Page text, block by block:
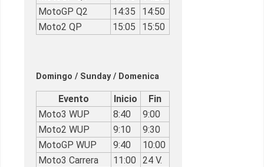
MotoGP Q2
14:35
14:50
Moto2 QP
15:05 15:50
Domingo / Sunday / Domenica
Evento Inicio
Fin
Moto3 WUP
8:40
9:00
Moto2 WUP
9:10
9:30
MotoGP WUP
9:40
10:00
Moto3 Carrera
11:00
24 V.